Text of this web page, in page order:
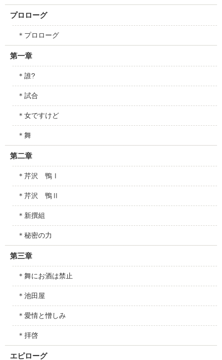
プロローグ
＊プロローグ
第一章
＊誰?
＊試合
＊女ですけど
＊舞
第二章
＊芹沢 鴨Ⅰ
＊芹沢 鴨Ⅱ
＊新撰組
＊秘密の力
第三章
＊舞にお酒は禁止
＊池田屋
＊愛情と憎しみ
＊拝啓
エピローグ